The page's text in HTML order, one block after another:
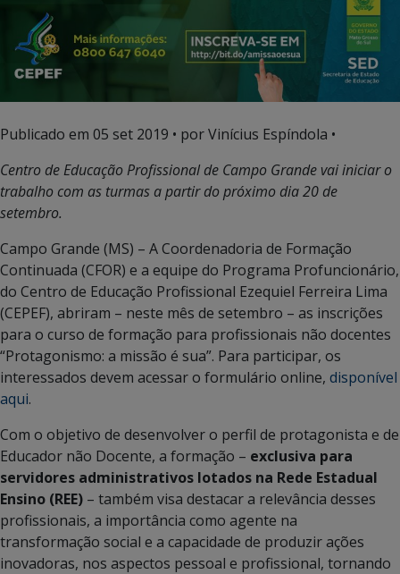
Publicado em 05 set 2019 • por Vinícius Espíndola •
Centro de Educação Profissional de Campo Grande vai iniciar o
trabalho com as turmas a partir do próximo dia 20 de
setembro.
Campo Grande (MS) – A Coordenadoria de Formação
Continuada (CFOR) e a equipe do Programa Profuncionário,
do Centro de Educação Profissional Ezequiel Ferreira Lima
(CEPEF), abriram – neste mês de setembro – as inscrições
para o curso de formação para profissionais não docentes
“Protagonismo: a missão é sua”. Para participar, os
interessados devem acessar o formulário online, disponível
aqui.
Com o objetivo de desenvolver o perfil de protagonista e de
Educador não Docente, a formação – exclusiva para
servidores administrativos lotados na Rede Estadual
Ensino (REE) – também visa destacar a relevância desses
profissionais, a importância como agente na
transformação social e a capacidade de produzir ações
inovadoras, nos aspectos pessoal e profissional, tornando